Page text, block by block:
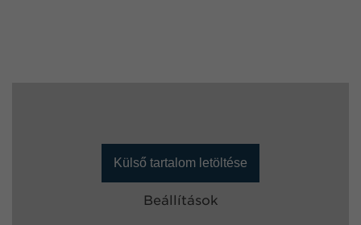
Külső tartalom letöltése
Beállítások